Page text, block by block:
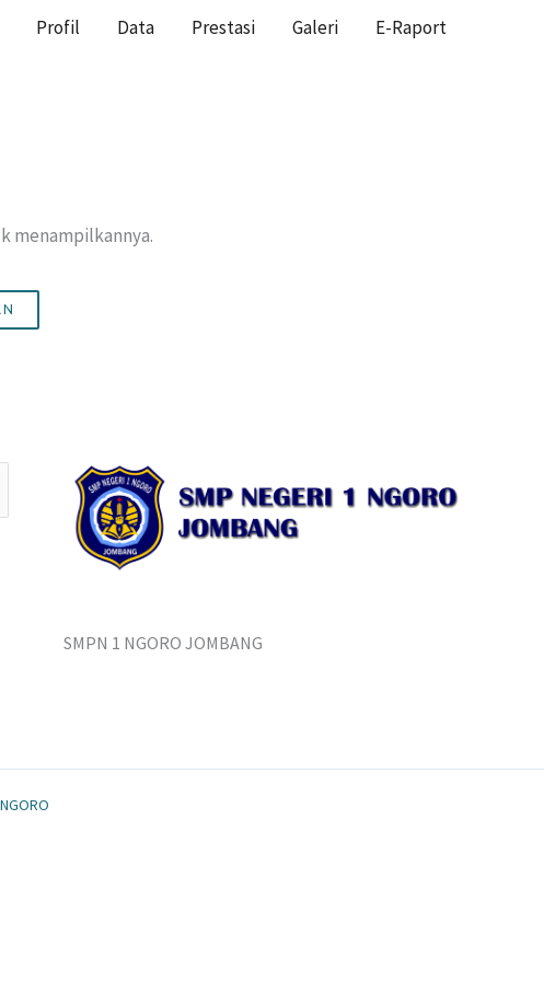
Profil Data Prestasi Galeri E-Raport
menampilkannya.
SMPN 1 NGORO JOMBANG